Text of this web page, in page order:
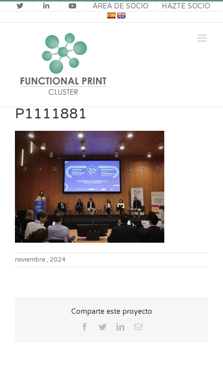
Saltar
al
contenido
ÁREA DE SOCIO HAZTE SOCIO
P1111881
noviembre , 2024
Comparte este proyecto
Facebook
TwitterLinkedInCorreo